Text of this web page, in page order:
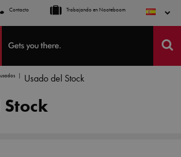
Contacto Trabajando en Nooteboom
Usado del Stock